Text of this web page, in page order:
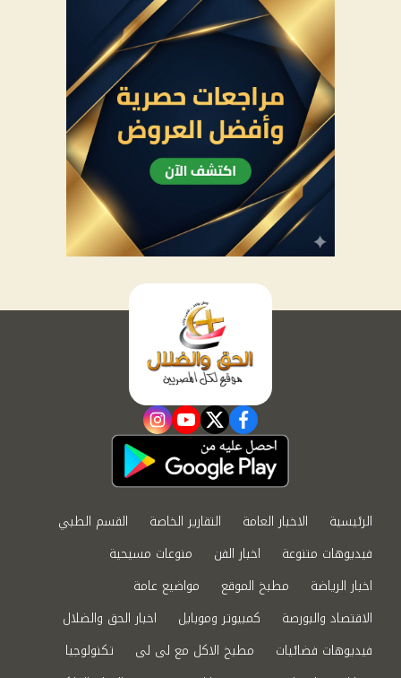
facebook
twitter
youtube
instagram
الرئيسية الاخبار العامة التقارير الخاصة
القسم الطبي
فيديوهات متنوعة
اخبار الفن
منوعات مسيحية
اخبار الرياضة
مطبخ الموقع
مواضيع عامة
الاقتصاد والبورصة
كمبيوتر وموبايل
اخبار الحق والضلال
فيديوهات فضائيات
مطبخ الاكل مع لى لى
تكنولوجيا